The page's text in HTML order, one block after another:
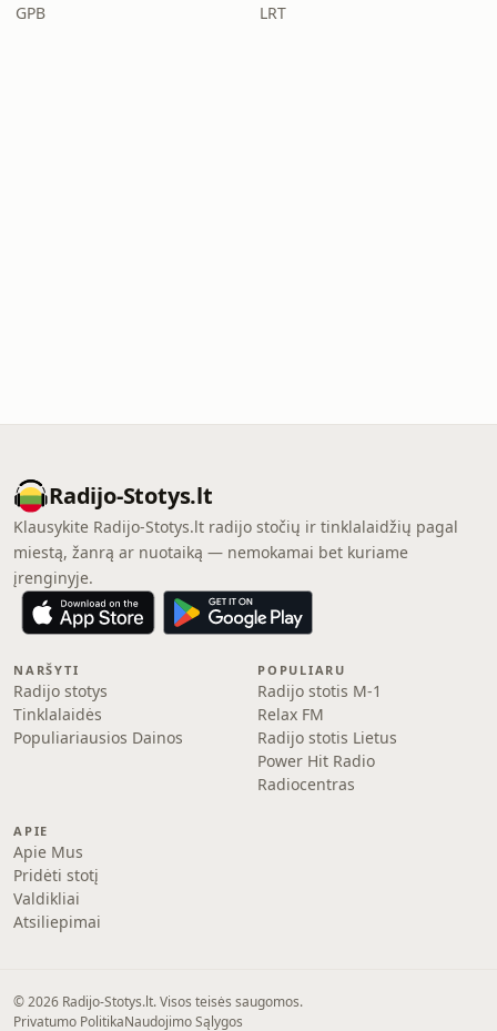
GPB LRT
Radijo-Stotys.lt
Klausykite Radijo-Stotys.lt radijo stočių ir tinklalaidžių pagal
miestą, žanrą ar nuotaiką — nemokamai bet kuriame
įrenginyje.
NARŠYTI
Radijo stotys
Tinklalaidės
Populiariausios Dainos
POPULIARU
Radijo stotis M-1
Relax FM
Radijo stotis Lietus
Power Hit Radio
Radiocentras
APIE
Apie Mus
Pridėti stotį
Valdikliai
Atsiliepimai
© 2026 Radijo-Stotys.lt. Visos teisės saugomos.
Privatumo PolitikaNaudojimo Sąlygos